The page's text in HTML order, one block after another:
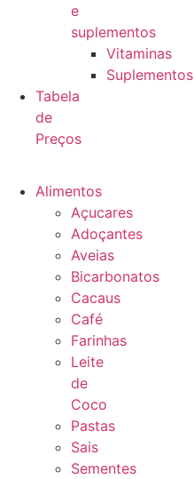
e
suplementos
Vitaminas
Suplementos
Tabela
de
Preços
Alimentos
Açucares
Adoçantes
Aveias
Bicarbonatos
Cacaus
Café
Farinhas
Leite
de
Coco
Pastas
Sais
Sementes